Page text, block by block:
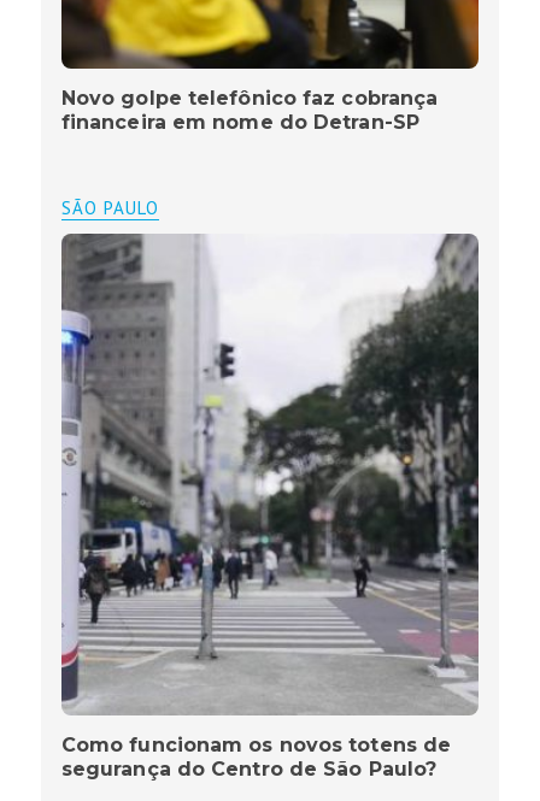
Novo golpe telefônico faz cobrança
financeira em nome do Detran-SP
SÃO PAULO
Como funcionam os novos totens de
segurança do Centro de São Paulo?